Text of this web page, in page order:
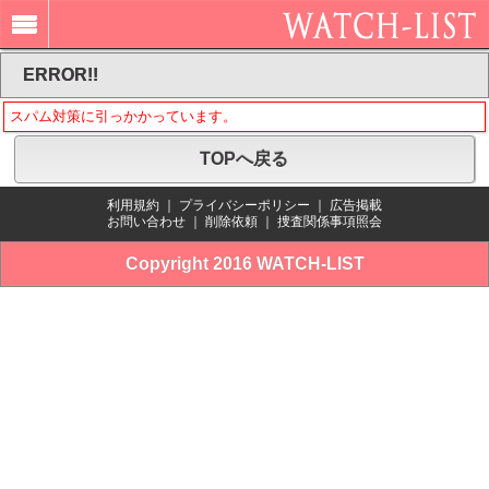
ERROR!!
スパム対策に引っかかっています。
TOPへ戻る
利用規約 プライバシーポリシー
広告掲載
お問い合わせ
削除依頼 捜査関係事項照会
Copyright 2016 WATCH-LIST